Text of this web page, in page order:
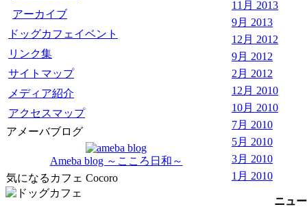
アーカイブ
ドッグカフェイベント
リンク集
サイトマップ
メディア紹介
アクセスマップ
アメーバブログ
Ameba blog ～こころ日和～
気になるカフェ Cocoro
11月 2013
9月 2013
12月 2012
9月 2012
2月 2012
12月 2010
10月 2010
7月 2010
5月 2010
3月 2010
1月 2010
ニュ